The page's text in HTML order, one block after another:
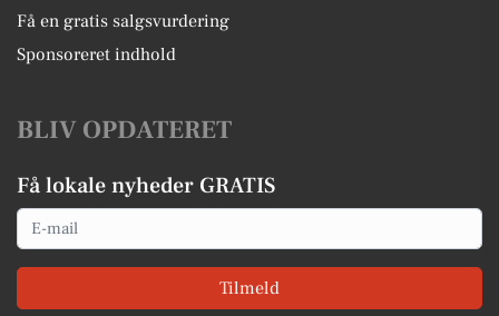
Få en gratis salgsvurdering
Sponsoreret indhold
BLIV OPDATERET
Få lokale nyheder GRATIS
Email
Tilmeld